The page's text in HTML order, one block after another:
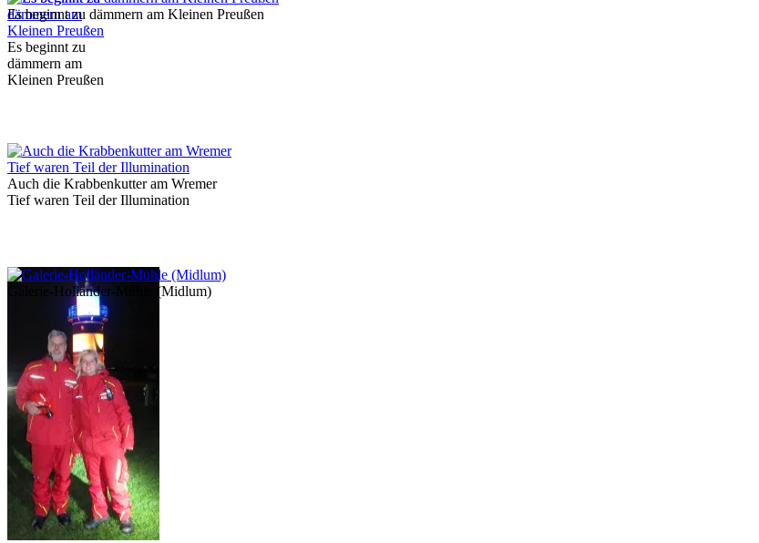
Es beginnt zu
dämmern am
Kleinen Preußen
Auch die Krabbenkutter am Wremer
Tief waren Teil der Illumination
Es beginnt zu dämmern am Kleinen Preußen
Galerie-Holländer-Mühle (Midlum)